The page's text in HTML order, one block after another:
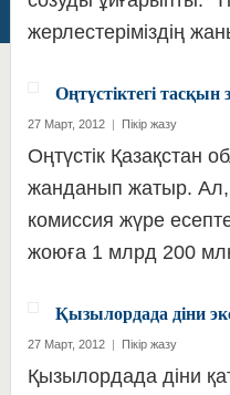
жерлестеріміздің
Оңтүстіктегі
27 Март, 2012 | Пікір жазу
Оңтүстік Қазақстан
жанданып жатыр. Ал,
комиссия жүре
жоюға 1 млрд 200
Қызылордада діни
27 Март, 2012 | Пікір жазу
Қызылордада діни